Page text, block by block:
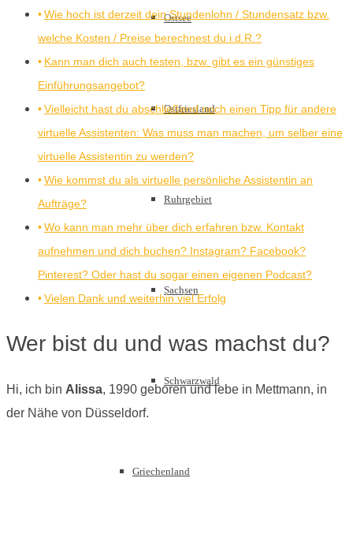
Ostsee
Ostfriesland
Ruhrgebiet
Sachsen
Schwarzwald
Griechenland
Wie hoch ist derzeit dein Stundenlohn / Stundensatz bzw.
welche Kosten / Preise berechnest du i.d.R.?
Kann man dich auch testen, bzw. gibt es ein günstiges
Einführungsangebot?
Vielleicht hast du abschließend noch einen Tipp für andere
virtuelle Assistenten: Was muss man machen, um selber eine
virtuelle Assistentin zu werden?
Wie kommst du als virtuelle persönliche Assistentin an
Aufträge?
Wo kann man mehr über dich erfahren bzw. Kontakt
aufnehmen und dich buchen? Instagram? Facebook?
Pinterest? Oder hast du sogar einen eigenen Podcast?
Vielen Dank und weiterhin viel Erfolg
Wer bist du und was machst du?
Hi, ich bin Alissa, 1990 geboren und lebe in Mettmann, in
der Nähe von Düsseldorf.